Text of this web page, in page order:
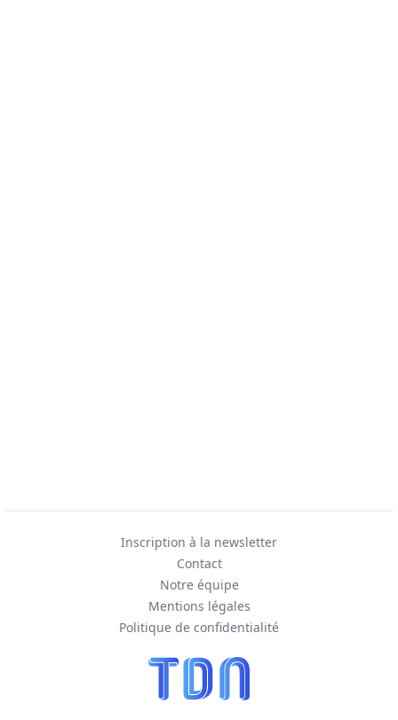
Inscription à la newsletter
Contact
Notre équipe
Mentions légales
Politique de confidentialité